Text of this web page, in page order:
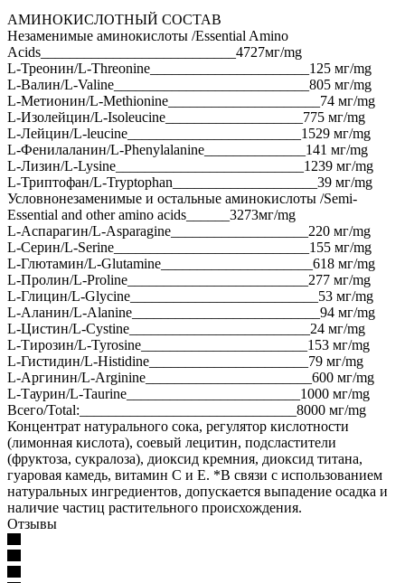
АМИНОКИСЛОТНЫЙ СОСТАВ
Незаменимые аминокислоты /Essential Amino
Acids___________________________4727мг/mg
L-Треонин/L-Threonine______________________125 мг/mg
L-Валин/L-Valine___________________________805 мг/mg
L-Метионин/L-Methionine_____________________74 мг/mg
L-Изолейцин/L-Isoleucine___________________775 мг/mg
L-Лейцин/L-leucine________________________1529 мг/mg
L-Фенилаланин/L-Phenylalanine______________141 мг/mg
L-Лизин/L-Lysine__________________________1239 мг/mg
L-Триптофан/L-Tryptophan____________________39 мг/mg
Условнонезаменимые и остальные аминокислоты /Semi-
Essential and other amino acids______3273мг/mg
L-Аспарагин/L-Asparagine___________________220 мг/mg
L-Серин/L-Serine___________________________155 мг/mg
L-Глютамин/L-Glutamine_____________________618 мг/mg
L-Пролин/L-Proline_________________________277 мг/mg
L-Глицин/L-Glycine__________________________53 мг/mg
L-Аланин/L-Alanine__________________________94 мг/mg
L-Цистин/L-Cystine_________________________24 мг/mg
L-Тирозин/L-Tyrosine_______________________153 мг/mg
L-Гистидин/L-Histidine______________________79 мг/mg
L-Аргинин/L-Arginine_______________________600 мг/mg
L-Таурин/L-Taurine________________________1000 мг/mg
Всего/Total:______________________________8000 мг/mg
Концентрат натурального сока, регулятор кислотности
(лимонная кислота), соевый лецитин, подсластители
(фруктоза, сукралоза), диоксид кремния, диоксид титана,
гуаровая камедь, витамин С и Е. *В связи с использованием
натуральных ингредиентов, допускается выпадение осадка и
наличие частиц растительного происхождения.
Отзывы